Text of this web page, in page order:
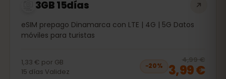
3GB 15días
eSIM prepago Dinamarca con LTE | 4G | 5G Datos
móviles para turistas
1,33 € por GB
15 días Validez
−20%
4,99 €
3,99 €